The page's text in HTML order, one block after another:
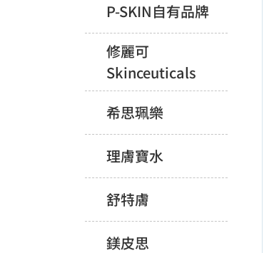
P-SKIN自有品牌
修麗可
Skinceuticals
希思珮樂
理膚寶水
舒特膚
鎂皮思